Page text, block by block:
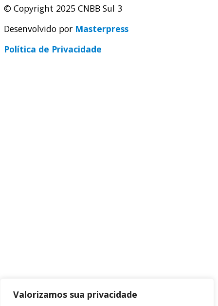
Valorizamos sua privacidade
© Copyright 2025 CNBB Sul 3
Desenvolvido por Masterpress
Política de Privacidade